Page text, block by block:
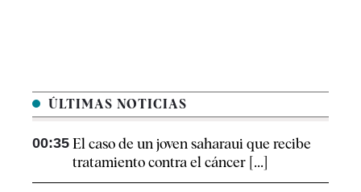
ÚLTIMAS NOTICIAS
00:35 El caso de un joven saharaui que recibe
tratamiento contra el cáncer [...]